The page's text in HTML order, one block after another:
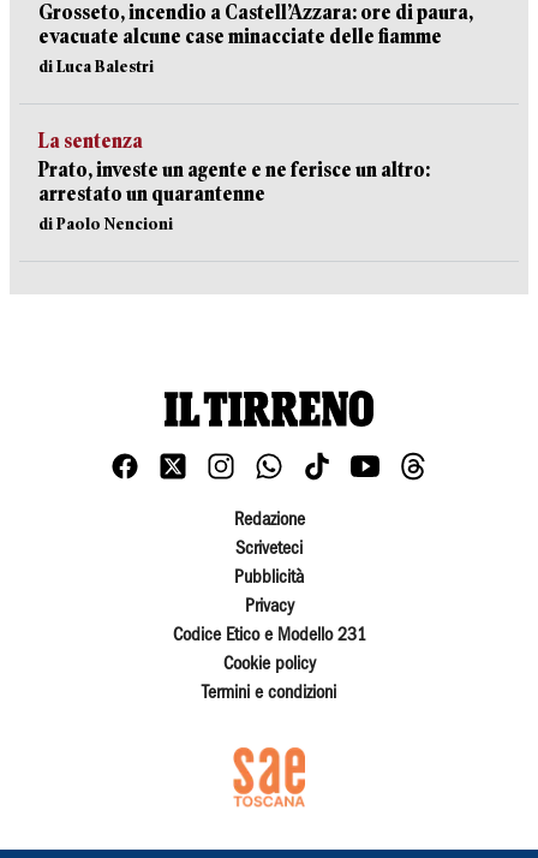
Grosseto, incendio a Castell’Azzara: ore di paura,
evacuate alcune case minacciate delle fiamme
di Luca Balestri
La sentenza
Prato, investe un agente e ne ferisce un altro:
arrestato un quarantenne
di Paolo Nencioni
Redazione
Scriveteci
Pubblicità
Privacy
Codice Etico e Modello 231
Cookie policy
Termini e condizioni